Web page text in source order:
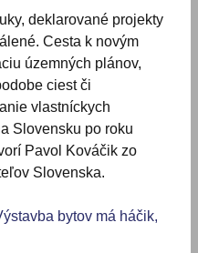
deklarované projekty
Cesta k novým
územných plánov,
ciest či
vlastníckych
Slovensku po roku
Pavol Kováčik zo
Slovenska.
bytov má háčik,